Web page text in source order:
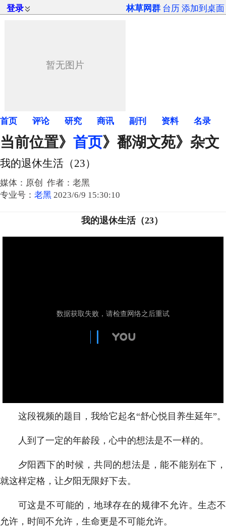
登录 林草网群 台历 添加到桌面
首页 评论 研究 商讯 副刊 资料 名录
当前位置》 首页》 鄱湖文苑》杂文
我的退休生活（23）
媒体：原创 作者：老黑
专业号： 老黑 2023/6/9 15:30:10
我的退休生活（23）
这段视频的题目，我给它起名“舒心悦目养生延年”。
人到了一定的年龄段，心中的想法是不一样的。
夕阳西下的时候，共同的想法是，能不能别在下，
就这样定格，让夕阳无限好下去。
可这是不可能的，地球存在的规律不允许。生态不
允许，时间不允许，生命更是不可能允许。